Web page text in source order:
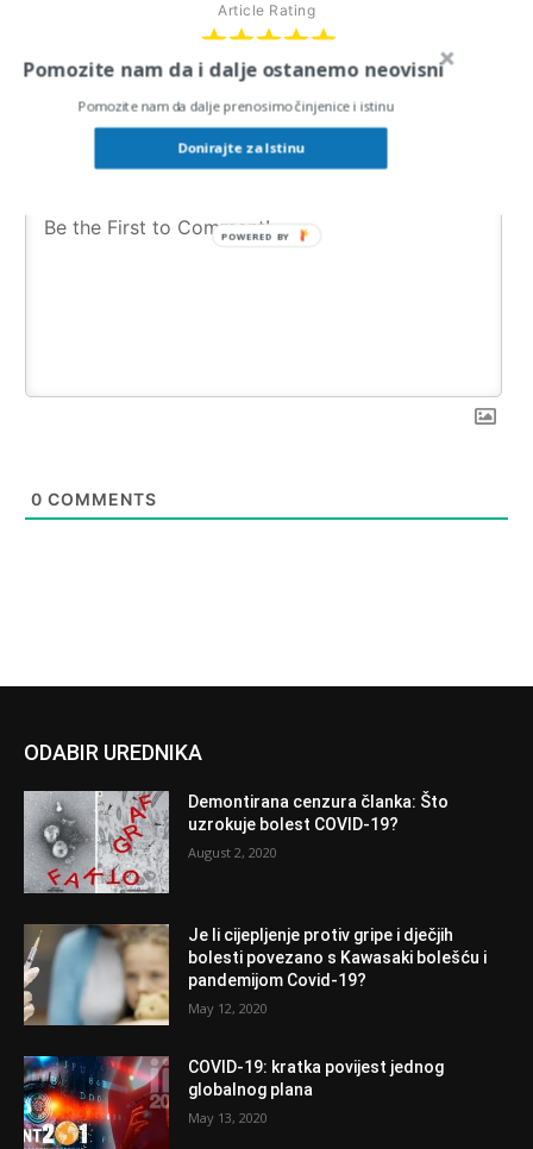
Article Rating
0 COMMENTS
ODABIR UREDNIKA
Demontirana cenzura članka: Što
uzrokuje bolest COVID-19?
August 2, 2020
Je li cijepljenje protiv gripe i dječjih
bolesti povezano s Kawasaki bolešću i
pandemijom Covid-19?
May 12, 2020
COVID-19: kratka povijest jednog
globalnog plana
May 13, 2020
Pomozite nam da i dalje ostanemo neovisni
Pomozite nam da dalje prenosimo činjenice i istinu
Donirajte za Istinu